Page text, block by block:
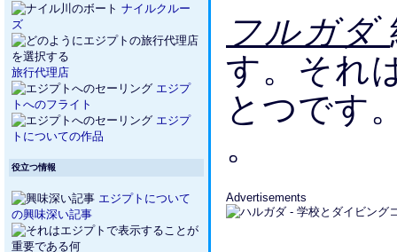
ナイルクルー
ズ
旅行代理店
エジプ
トへのフライト
エジプ
トについての作品
役立つ情報
エジプトについて
の興味深い記事
フルガダ
す。それ
とつです
。
Advertisements